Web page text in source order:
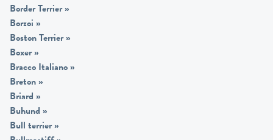
Border Terrier»
Borzoi »
Boston Terrier»
Boxer»
Bracco Italiano»
Breton»
Briard »
Buhund »
Bull terrier»